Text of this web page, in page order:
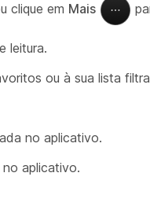
clique em Mais
leitura.
ou à sua lista
no aplicativo.
aplicativo.